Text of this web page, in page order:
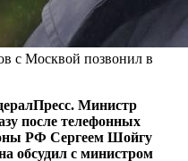
с Москвой позвонил в
Министр
после телефонных
РФ Сергеем Шойгу
обсудил с министром